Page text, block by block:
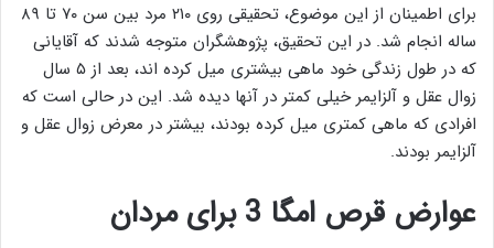
برای اطمینان از این موضوع، تحقیقی روی ۲۱۰ مرد بین سن ۷۰ تا ۸۹
ساله انجام شد. در این تحقیق، پژوهشگران متوجه شدند که آقایانی
که در طول زندگی خود ماهی بیشتری میل کرده اند، بعد از ۵ سال
زوال عقل و آلزایمر خیلی کمتر در آنها دیده شد. این در حالی است که
افرادی که ماهی کمتری میل کرده بودند، بیشتر در معرض زوال عقل و
آلزایمر بودند.
عوارض قرص امگا 3 برای مردان